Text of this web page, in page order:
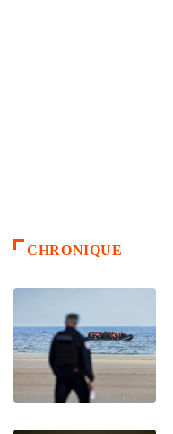
CHRONIQUE